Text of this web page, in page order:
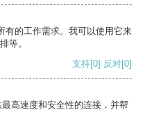
有的工作需求。我可以使用它来
等。
支持[0] 反对[0]
高速度和安全性的连接，并帮